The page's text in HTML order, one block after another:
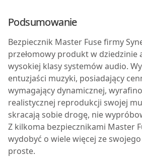
Podsumowanie
Bezpiecznik Master Fuse firmy
przełomowy produkt w dziedzinie
wysokiej klasy systemów audio.
entuzjaści muzyki, posiadający
wymagający dynamicznej,
realistycznej reprodukcji swojej
skracają sobie drogę, nie
Z kilkoma bezpiecznikami Master
wydobyć o wiele więcej ze
proste.